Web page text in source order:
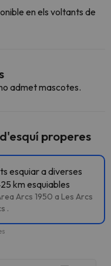
en els voltants de
admet mascotes.
properes
esquiar a diverses
km esquiables
Arcs 1950 a Les Arcs
.